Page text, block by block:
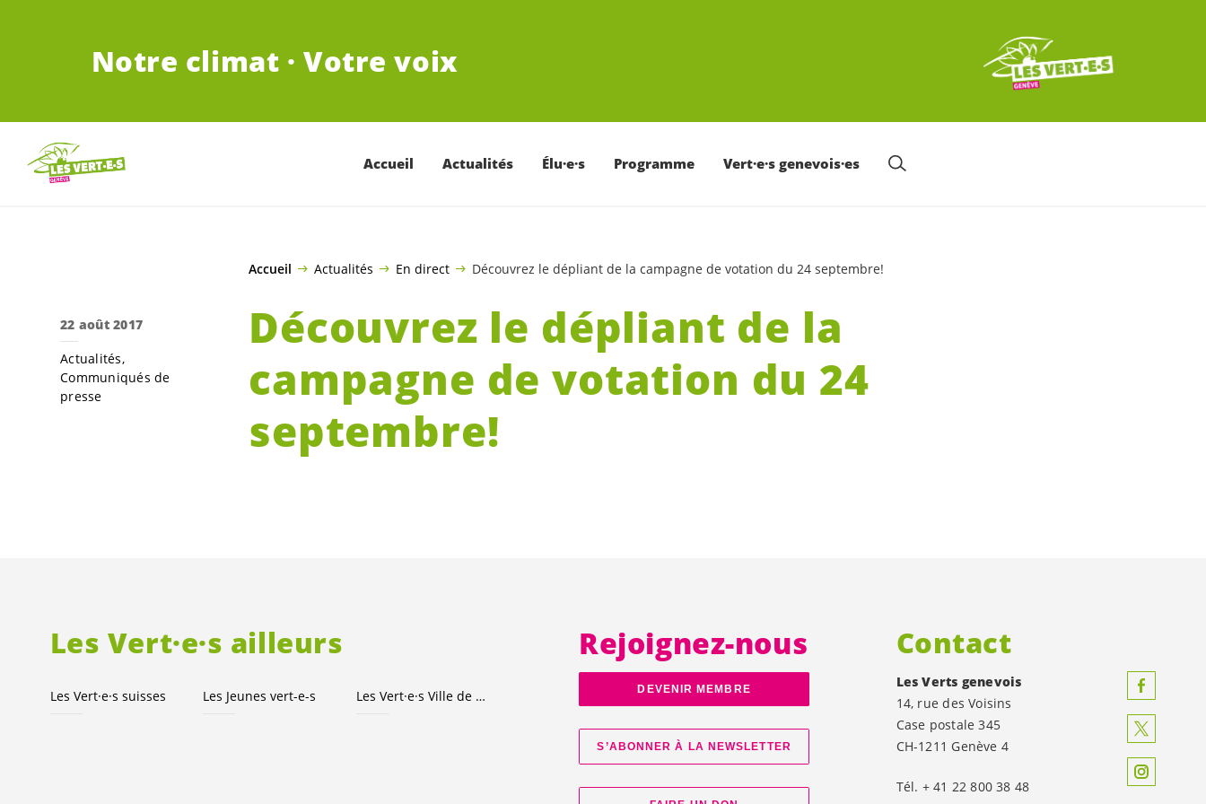
Notre climat · Votre voix
Accueil Actualités Élu·e·s Programme Vert·e·s genevois·es
Accueil Actualités En direct Découvrez le dépliant de la campagne de votation du 24 septembre!
Découvrez le dépliant de la
campagne de votation du 24
septembre!
22 août 2017
Actualités
Communiqués de
presse
Les Vert·e·s ailleurs
Les Vert·e·s suisses Les Jeunesvert-e-s LesVert·e·s Ville de Genève
Rejoignez-nous
DEVENIR MEMBRE
S’ABONNER À LA NEWSLETTER
Contact
Les Verts genevois
14, rue des Voisins
Case postale 345
CH-1211 Genève 4
Tél. + 41 22 800 38 48